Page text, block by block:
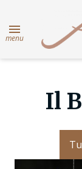
menu
Il